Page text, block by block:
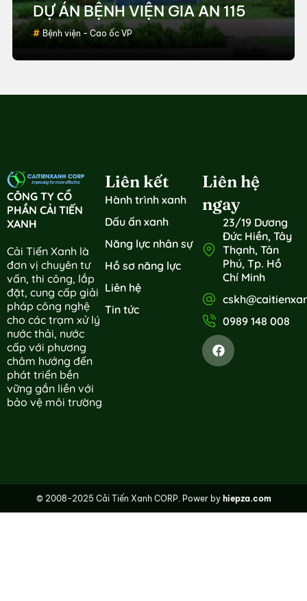
DỰ ÁN BỆNH VIỆN GIA AN 115
Bệnh viện - Cao ốc VP
CÔNG TY CỔ
PHẦN CẢI TIẾN
XANH
Cải Tiến Xanh là
đơn vị chuyên tư
vấn, thi công, lắp
đặt, cung cấp giải
pháp công nghệ
cho các trạm xử lý
nước thải, nước
cấp với phương
châm hướng đến
phát triển bền
vững gắn liền với
bảo vệ môi trường
Liên kết
Hành trình xanh
Dấu ấn xanh
Năng lực nhân sự
Hồ sơ năng lực
Liên hệ
Tin tức
Liên hệ
ngay
23/19 Dương
Đức Hiền, Tây
Thạnh, Tân
Phú, Tp. Hồ
Chí Minh
0989 148 008
© 2008-2025 Cải Tiến Xanh CORP. Power by hiepza.com